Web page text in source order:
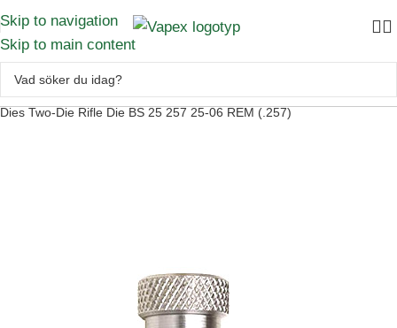
Skip to navigation
Skip to main content
Dies Two-Die Rifle Die BS 25 257 25-06 REM (.257)